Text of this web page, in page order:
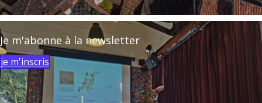
Je m'abonne à la newsletter
je m'inscris